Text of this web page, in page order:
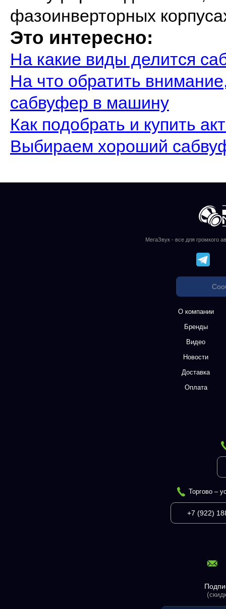
фазоинверторных
Это интересно:
На какие виды делится
На что обратить
сабвуфер в машину
Как подобрать и купить
Выбираем хороший
МегаЗвук - все для громкого
О компании
Бренды
Видео
Новости
Доставка
Оплата
Торгово –
+7 (922)